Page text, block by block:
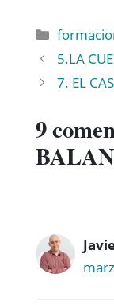
5.LA
7. EL
9